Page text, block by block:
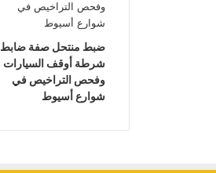
ضبط منتحل صفة ضابط
شرطة أوقف السيارات
وفحص التراخيص في
شوارع أسيوط